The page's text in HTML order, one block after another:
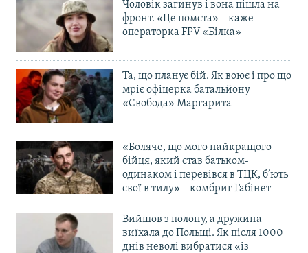
Чоловік загинув і вона пішла на
фронт. «Це помста» – каже
операторка FPV «Білка»
Та, що планує бій. Як воює і про що
мріє офіцерка батальйону
«Свобода» Маргарита
«Боляче, що мого найкращого
бійця, який став батьком-
одинаком і перевівся в ТЦК, б’ють
свої в тилу» – комбриг Габінет
Вийшов з полону, а дружина
виїхала до Польщі. Як після 1000
днів неволі вибратися «із